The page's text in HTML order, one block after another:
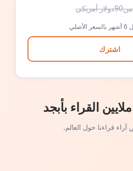
من90دولار أمريكي
اشترك
القراء بأبجد
آراء قراءنا حول العالم.